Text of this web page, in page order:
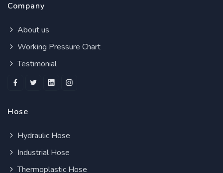
Company
About us
Working Pressure Chart
Testimonial
Hose
Hydraulic Hose
Industrial Hose
Thermoplastic Hose